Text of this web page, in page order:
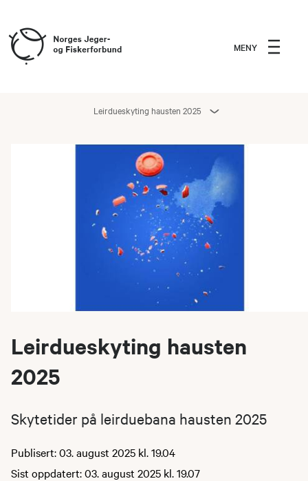
MENY
Leirdueskyting hausten 2025
Leirdueskyting hausten
2025
Skytetider på leirduebana hausten 2025
Publisert: 03. august 2025 kl. 19.04
Sist oppdatert: 03. august 2025 kl. 19.07